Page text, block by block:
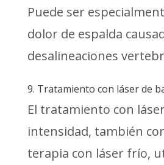
Puede ser
dolor de espalda
desalineaciones
9. Tratamiento con láser de
El tratamiento con
intensidad, también
terapia con láser frío,